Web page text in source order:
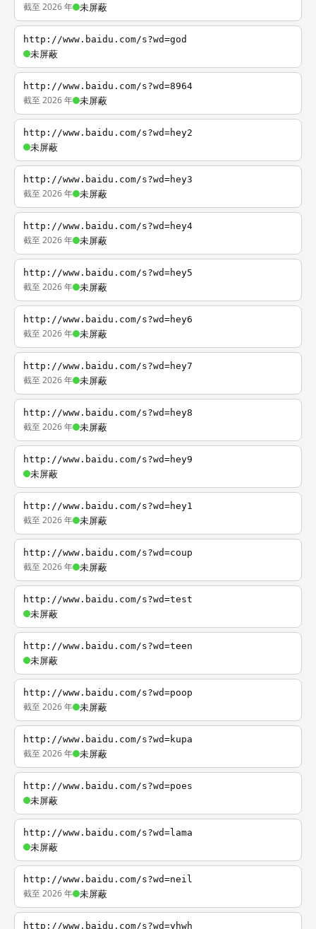
截至 2026 年 未屏蔽
http://www.baidu.com/s?wd=god
未屏蔽
http://www.baidu.com/s?wd=8964
截至 2026 年 未屏蔽
http://www.baidu.com/s?wd=hey2
未屏蔽
http://www.baidu.com/s?wd=hey3
截至 2026 年 未屏蔽
http://www.baidu.com/s?wd=hey4
截至 2026 年 未屏蔽
http://www.baidu.com/s?wd=hey5
截至 2026 年 未屏蔽
http://www.baidu.com/s?wd=hey6
截至 2026 年 未屏蔽
http://www.baidu.com/s?wd=hey7
截至 2026 年 未屏蔽
http://www.baidu.com/s?wd=hey8
截至 2026 年 未屏蔽
http://www.baidu.com/s?wd=hey9
未屏蔽
http://www.baidu.com/s?wd=hey1
截至 2026 年 未屏蔽
http://www.baidu.com/s?wd=coup
截至 2026 年 未屏蔽
http://www.baidu.com/s?wd=test
未屏蔽
http://www.baidu.com/s?wd=teen
未屏蔽
http://www.baidu.com/s?wd=poop
截至 2026 年 未屏蔽
http://www.baidu.com/s?wd=kupa
截至 2026 年 未屏蔽
http://www.baidu.com/s?wd=poes
未屏蔽
http://www.baidu.com/s?wd=lama
未屏蔽
http://www.baidu.com/s?wd=neil
截至 2026 年 未屏蔽
http://www.baidu.com/s?wd=yhwh